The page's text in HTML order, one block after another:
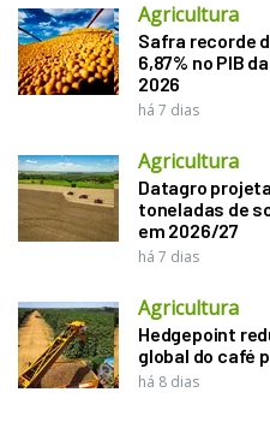
Agricultura
Safra recorde
6,87% no PIB
2026
há 7 dias
Agricultura
Datagro
toneladas de
em 2026/27
há 7 dias
Agricultura
Hedgepoint
global do café
há 8 dias